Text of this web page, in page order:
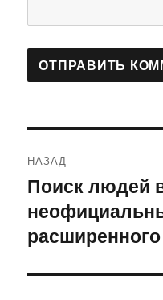
по
записям
НАЗАД
Предыдущая
запись:
Поиск людей